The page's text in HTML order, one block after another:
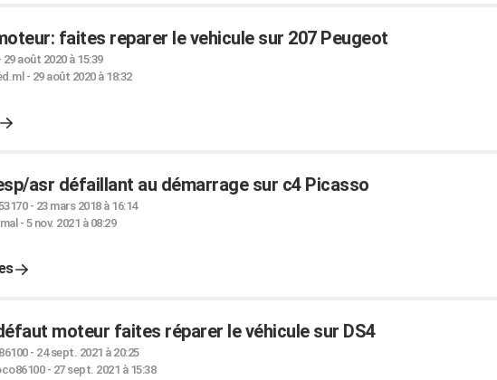
faites reparer le vehicule sur 207 Peugeot
29 août 2020 à 15:39
- 29 août 2020 à 18:32
asr défaillant au démarrage sur c4 Picasso
- 23 mars 2018 à 16:14
- 5 nov. 2021 à 08:29
moteur faites réparer le véhicule sur DS4
- 24 sept. 2021 à 20:25
- 27 sept. 2021 à 15:38